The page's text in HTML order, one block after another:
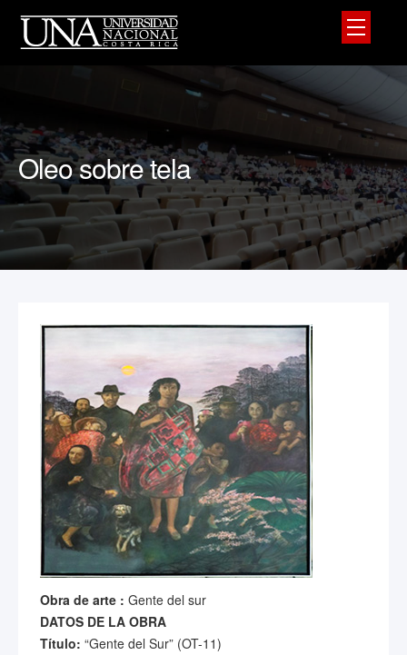
Oleo sobre tela
Obra de arte : Gente del sur
DATOS DE LA OBRA
Título: “Gente del Sur” (OT-11)